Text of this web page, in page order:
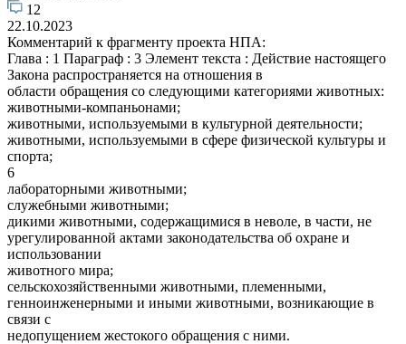
12
22.10.2023
Комментарий к фрагменту проекта НПА:
Глава : 1 Параграф : 3 Элемент текста : Действие настоящего
Закона распространяется на отношения в
области обращения со следующими категориями животных:
животными-компаньонами;
животными, используемыми в культурной деятельности;
животными, используемыми в сфере физической культуры и
спорта;
6
лабораторными животными;
служебными животными;
дикими животными, содержащимися в неволе, в части, не
урегулированной актами законодательства об охране и
использовании
животного мира;
сельскохозяйственными животными, племенными,
генноинженерными и иными животными, возникающие в
связи с
недопущением жестокого обращения с ними.